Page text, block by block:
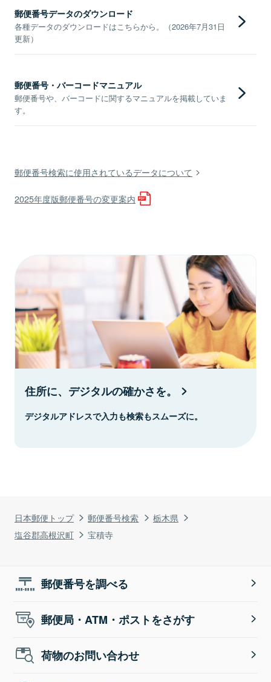
日本郵便トップ 郵便番号検索
栃木県
塩谷郡高根沢町
宝積寺
郵便番号データのダウンロード
各種データのダウンロードはこちらから。（2026年7月31日
更新）
郵便番号・バーコードマニュアル
郵便番号や、バーコードに関するマニュアルを掲載していま
す。
郵便番号検索に使用されているデータについて
2025年度版郵便番号の変更案内
住所に、デジタルの確かさを。
デジタルアドレスで入力も検索もスムーズに。
郵便番号を調べる
郵便局・ATM・ポストをさがす
荷物のお問い合わせ